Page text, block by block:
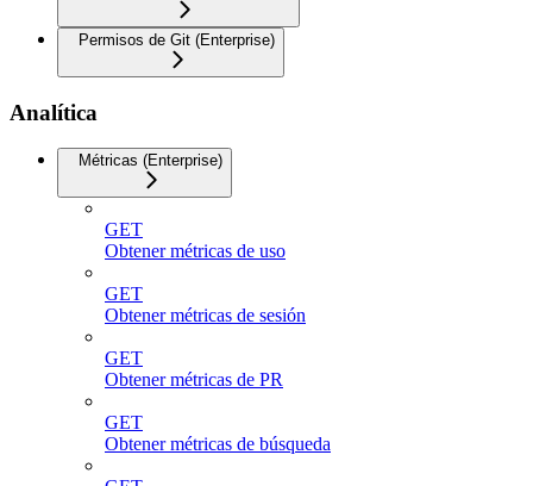
Permisos de Git (Enterprise)
Analítica
Métricas (Enterprise)
GET
Obtener métricas de uso
GET
Obtener métricas de sesión
GET
Obtener métricas de PR
GET
Obtener métricas de búsqueda